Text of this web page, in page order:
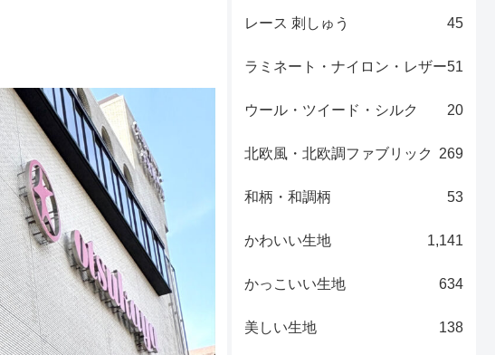
レース 刺しゅう 45
ラミネート・ナイロン・レザー51
ウール・ツイード・シルク 20
北欧風・北欧調ファブリック 269
和柄・和調柄 53
かわいい生地 1,141
かっこいい生地 634
美しい生地 138